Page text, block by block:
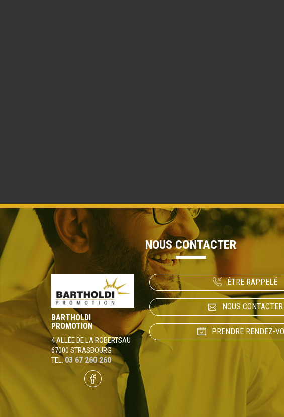
NOUS CONTACTER
BARTHOLDI
PROMOTION
4 ALLÉE DE LA ROBERTSAU
67000 STRASBOURG
TEL.03 67 260 260
ÊTRE RAPPELÉ
NOUS CONTACTER
PRENDRE RENDEZ-